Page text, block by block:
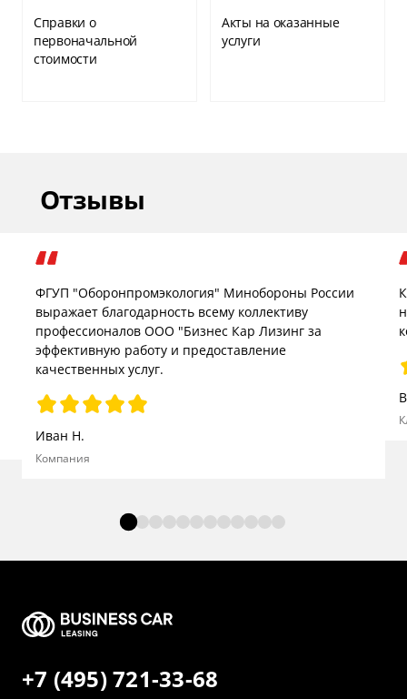
Справки о
первоначальной
стоимости
Акты на оказанные
услуги
Отзывы
ФГУП "Оборонпромэкология" Минобороны России
выражает благодарность всему коллективу
профессионалов ООО "Бизнес Кар Лизинг за
эффективную работу и предоставление
качественных услуг.
Иван Н.
Компания
+7 (495) 721-33-68